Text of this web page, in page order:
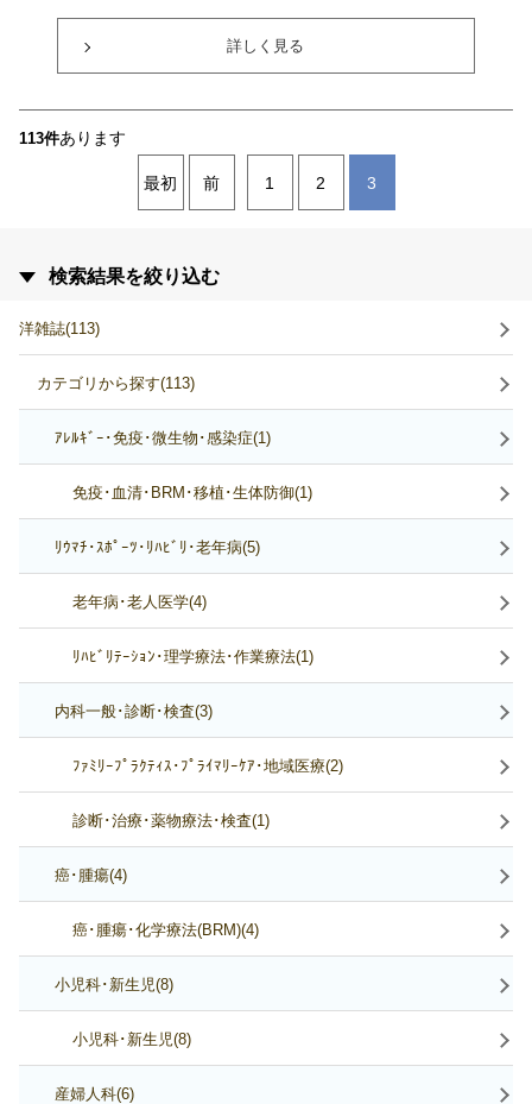
詳しく見る
113件あります
最初 前 1 2 3
検索結果を絞り込む
洋雑誌(113)
カテゴリから探す(113)
ｱﾚﾙｷﾞｰ･免疫･微生物･感染症(1)
免疫･血清･BRM･移植･生体防御(1)
ﾘｳﾏﾁ･ｽﾎﾟｰﾂ･ﾘﾊﾋﾞﾘ･老年病(5)
老年病･老人医学(4)
ﾘﾊﾋﾞﾘﾃｰｼｮﾝ･理学療法･作業療法(1)
内科一般･診断･検査(3)
ﾌｧﾐﾘｰﾌﾟﾗｸﾃｨｽ･ﾌﾟﾗｲﾏﾘｰｹｱ･地域医療(2)
診断･治療･薬物療法･検査(1)
癌･腫瘍(4)
癌･腫瘍･化学療法(BRM)(4)
小児科･新生児(8)
小児科･新生児(8)
産婦人科(6)